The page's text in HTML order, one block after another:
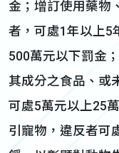
金；增訂使用藥物
者，可處1年以上5
500萬元以下罰金
其成分之食品、或
可處5萬元以上25
引寵物，違反者可